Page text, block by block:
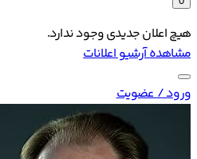
هیچ اعلان جدیدی وجود ندارد.
مشاهده آرشیو اعلانات
ورود / عضویت